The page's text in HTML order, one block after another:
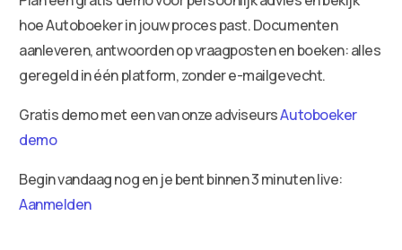
hoe Autoboeker in jouw proces past. Documenten
aanleveren, antwoorden op vraagposten en boeken: alles
geregeld in één platform, zonder e-mailgevecht.
Gratis demo met een van onze adviseursAutoboeker
demo
Begin vandaag nog en je bent binnen 3 minuten live:
Aanmelden